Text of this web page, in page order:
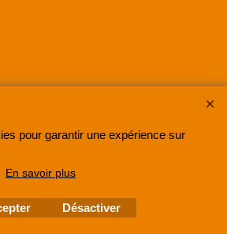
enregistrée au Registre du Commerce et des
- Tous droits réservés.
pour garantir une expérience sur
En savoir plus
Désactiver